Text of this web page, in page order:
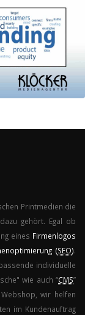
Printmedien die
gehört. Egal ob
eines Firmenlogos
(SEO).
individuelle
wie auch “CMS”
wir helfen
im Kundenauftrag